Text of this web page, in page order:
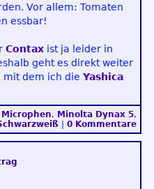
Vor allem: Tomaten
essbar!
Contax ist ja leider in
geht es direkt weiter
mit dem ich die Yashica
Microphen, Minolta Dynax 5,
0 Kommentare